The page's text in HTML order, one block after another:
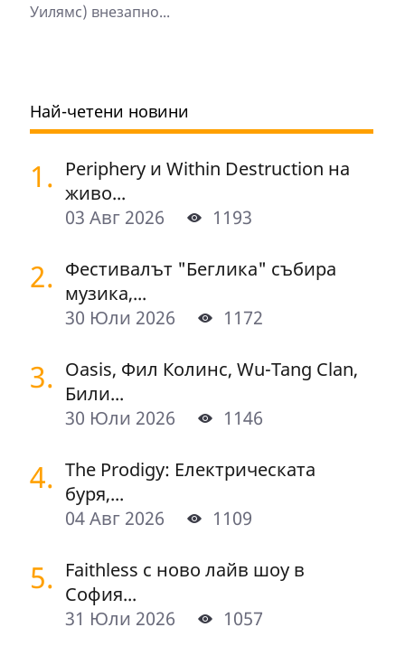
Уилямс) внезапно...
Най-четени новини
1. Periphery и Within Destruction на
живо...
03 Авг 2026
1193
2. Фестивалът "Беглика" събира
музика,...
30 Юли 2026
1172
3. Oasis, Фил Колинс, Wu-Tang Clan,
Били...
30 Юли 2026
1146
4. The Prodigy: Електрическата
буря,...
04 Авг 2026
1109
5. Faithless с ново лайв шоу в
София...
31 Юли 2026
1057